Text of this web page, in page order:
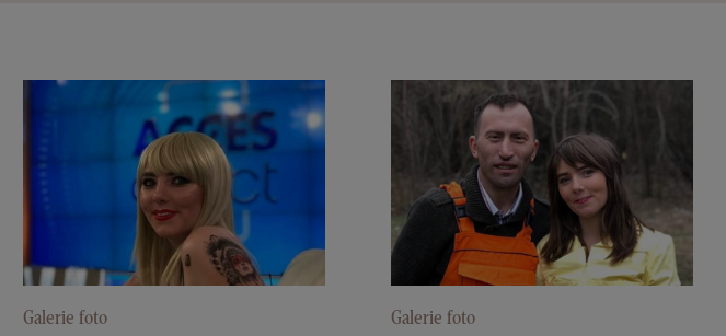
Galerie foto Galerie foto